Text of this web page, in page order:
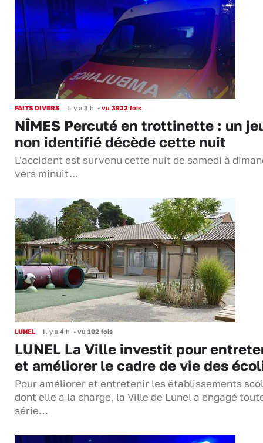
FAITS DIVERS Il y a 3 h • vu 3932 fois
NÎMES Percuté en trottinette : un
non identifié décède cette nuit
L'accident est survenu cette nuit de samedi à
vers minuit...
LUNEL Il y a 4 h • vu 102 fois
LUNEL La Ville investit pour
et améliorer le cadre de vie des
Pour améliorer et entretenir les établissements
dont elle a la charge, la Ville de Lunel a engagé
série…